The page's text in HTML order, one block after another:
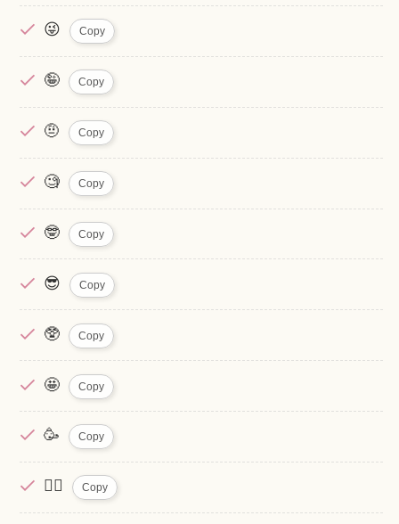
😜 Copy
🤪 Copy
🤨 Copy
🧐 Copy
🤓 Copy
😎 Copy
🥸 Copy
🤩 Copy
🥳 Copy
🙂‍↕️ Copy